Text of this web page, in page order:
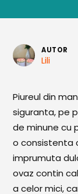
Toate
Aperitive
Aperitive
Mezeluri
Ronțăieli
Băuturi
AUTOR
Lili
Piureul din
siguranta, pe
de minune cu
o consistenta
imprumuta
ovaz contin
a celor mici,